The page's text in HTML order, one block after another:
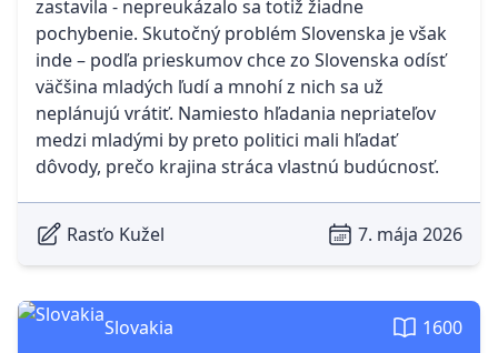
zastavila - nepreukázalo sa totiž žiadne
pochybenie. Skutočný problém Slovenska je však
inde – podľa prieskumov chce zo Slovenska odísť
väčšina mladých ľudí a mnohí z nich sa už
neplánujú vrátiť. Namiesto hľadania nepriateľov
medzi mladými by preto politici mali hľadať
dôvody, prečo krajina stráca vlastnú budúcnosť.
Rasťo Kužel 7. mája 2026
Slovakia 1600